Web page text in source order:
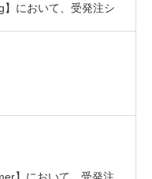
】において、受発注シ
】において、受発注